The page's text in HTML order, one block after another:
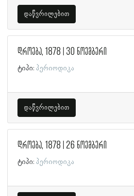
დაწვრილებით
დროება, 1878 | 30 ნოემბერი
ტიპი: პერიოდიკა
დაწვრილებით
დროება, 1878 | 26 ნოემბერი
ტიპი: პერიოდიკა